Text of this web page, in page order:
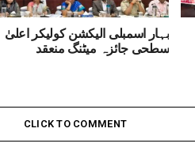
بہار اسمبلی الیکشن کولیکر اعلیٰ
سطحی جائزہ میٹنگ منعقد
CLICK TO COMMENT